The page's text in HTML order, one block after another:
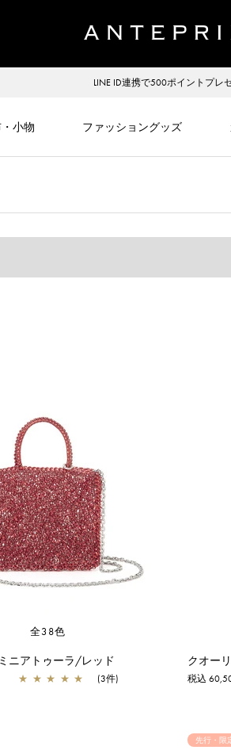
LINE ID連携で500ポイントプレ
小物 ファッショングッズ
全38色
ニアトゥーラ/レッド
★ ★ ★ ★ ★ (3件)
クオー
税込
先行・限